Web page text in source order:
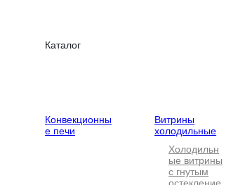
Каталог
Конвекционны
е печи
Витрины
холодильные
Холодильн
ые витрины
с гнутым